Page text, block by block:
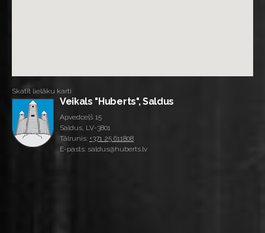
Skatīt lielāku karti
Veikals "Huberts", Saldus
Apvedceļš 15
Saldus, LV-3801
Tālrunis: +371 25 611808
E-pasts: saldus@huberts.lv